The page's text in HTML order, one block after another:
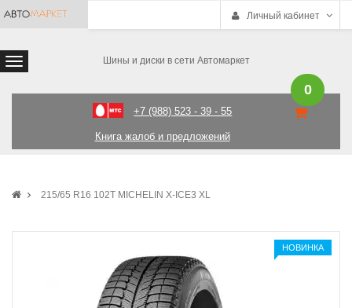
Личный кабинет
Шины и диски в сети Автомаркет
+7 (988) 523 - 39 - 55
Книга жалоб и предложений
0
215/65 R16 102T MICHELIN X-ICE3 XL
НОВИНКА